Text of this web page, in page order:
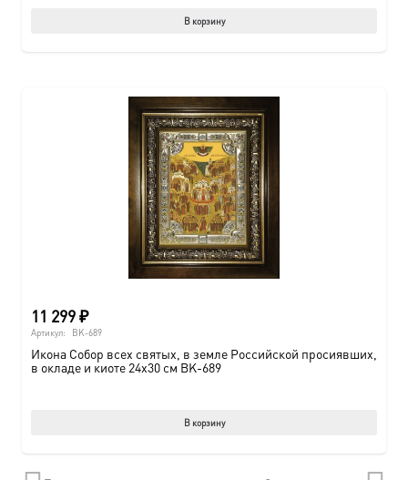
В корзину
11 299₽
Артикул: BK-689
Икона Собор всех святых, в земле Российской просиявших,
в окладе и киоте 24х30 см BK-689
В корзину